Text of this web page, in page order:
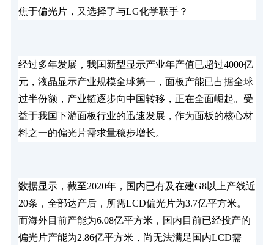
焦于偏光片，又选择了与LG化学联手？
经过多年发展，我国新型显示产业年产值已超过4000亿
元，液晶显示产业规模全球第一，面板产能已占据全球
过半份额，产业链逐步向中国转移，正在全面崛起。受
益于我国下游面板行业的迅速发展，作为面板的核心材
料之一的偏光片需求量稳步增长。
数据显示，截至2020年，国内已有及在建G8以上产线近
20条，全部达产后，所需LCD偏光片为3.7亿平方米。
而海外目前产能为6.08亿平方米，国内目前已经投产的
偏光片产能为2.86亿平方米，尚无法满足国内LCD需